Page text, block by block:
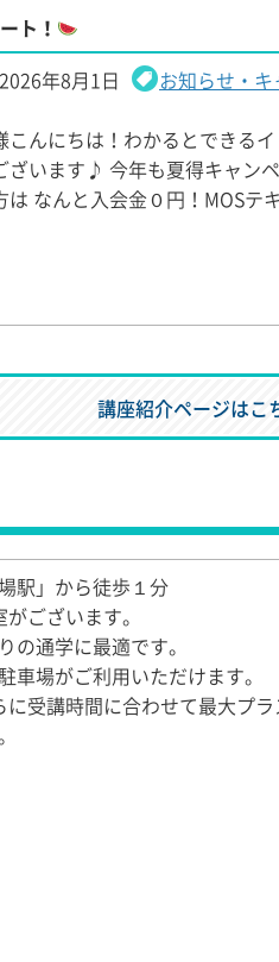
ト！
2026年8月1日
お知らせ・
こんにちは！わかるとできる
ざいます♪ 今年も夏得キャン
は なんと入会金０円！MOSテ
講座紹介ページはこ
駅」から徒歩１分
ございます。
の通学に最適です。
車場がご利用いただけます。
受講時間に合わせて最大プ